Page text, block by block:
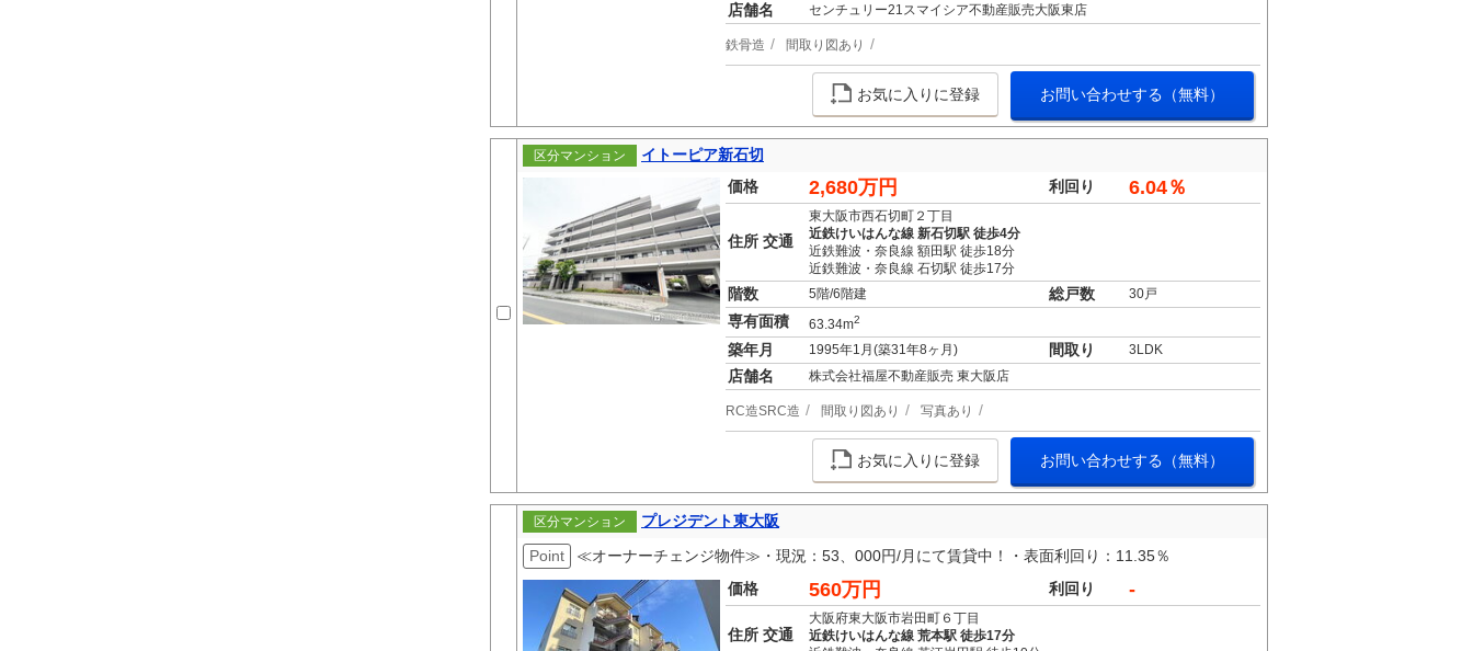
店舗名 センチュリー21スマイシア不動産販売大阪東店
鉄骨造 間取り図あり
お気に入りに登録 お問い合わせする（無料）
区分マンション
イトーピア新石切
価格
2,680万円 利回り 6.04％
住所 交通
東大阪市西石切町２丁目
近鉄けいはんな線 新石切駅 徒歩4分
近鉄難波・奈良線 額田駅 徒歩18分
近鉄難波・奈良線 石切駅 徒歩17分
階数 5階/6階建 総戸数 30戸
専有面積 63.34m2
築年月 1995年1月(築31年8ヶ月) 間取り 3LDK
店舗名 株式会社福屋不動産販売 東大阪店
RC造SRC造 間取り図あり 写真あり
お気に入りに登録 お問い合わせする（無料）
区分マンション
プレジデント東大阪
Point
≪オーナーチェンジ物件≫・現況：53、000円/月にて賃貸中！・表面利回り：11.35％
価格
560万円 利回り -
住所 交通
大阪府東大阪市岩田町６丁目
近鉄けいはんな線 荒本駅 徒歩17分